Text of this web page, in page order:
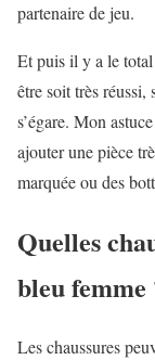
partenaire de jeu.
Et puis il y a le
être soit très
s’égare. Mon
ajouter une pièce
marquée ou des
Quelles
bleu femme
Les chaussures